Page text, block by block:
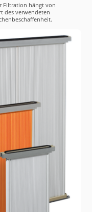
Filtration hängt von
des verwendeten